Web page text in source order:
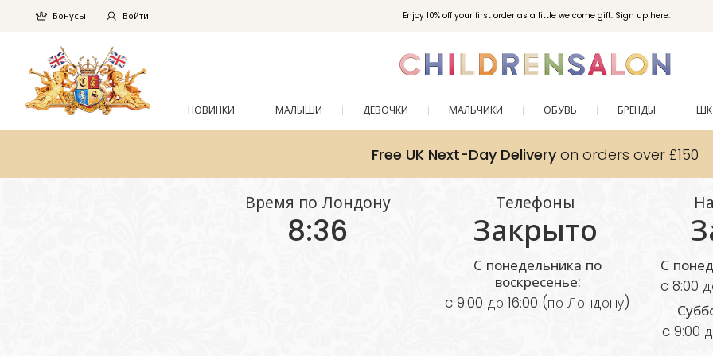
Enjoy 10% off your first order as a little welcome gift. Sign up here.
Бонусы Войти
НОВИНКИ МАЛЫШИ ДЕВОЧКИ МАЛЬЧИКИ ОБУВЬ БРЕНДЫ
Free UK Next-Day Deliveryon orders over £150
Время по Лондону
8:36
Телефоны
Закрыто
С понедельника по
воскресенье:
c 9:00 до 16:00 (по Лондону)
С
c 8:00
c 9:00